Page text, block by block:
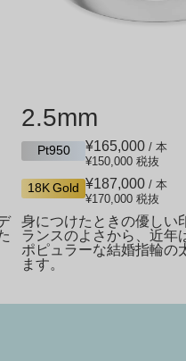
2.5mm
Pt950 ¥165,000 / 本
¥150,000 税抜
18K Gold ¥187,000 / 本
¥170,000 税抜
身につけたときの優しい
ランスのよさから、近年
ポピュラーな結婚指輪の
ます。